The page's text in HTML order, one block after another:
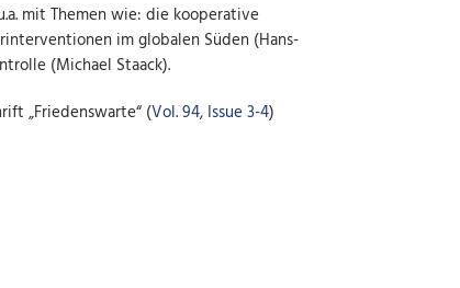
mit Themen wie: die kooperative
im globalen Süden (Hans-
(Michael Staack).
„Friedenswarte“ (Vol. 94, Issue 3-4)